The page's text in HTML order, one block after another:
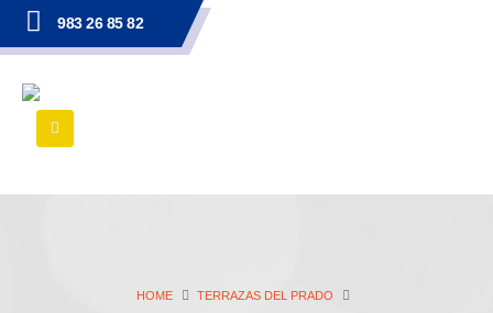
983 26 85 82
HOME
TERRAZAS DEL PRADO